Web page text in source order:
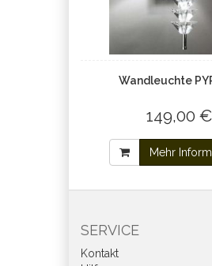
Wandleuchte
149,00
Mehr
SERVICE
Kontakt